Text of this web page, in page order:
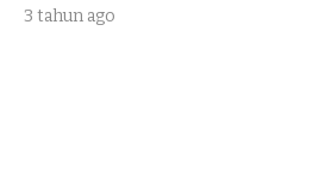
3 tahun ago